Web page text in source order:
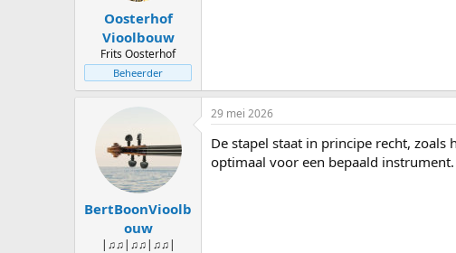
Oosterhof
Vioolbouw
Frits Oosterhof
Beheerder
BertBoonVioolb
ouw
|♫♫|♫♫|♫♫|
29 mei 2026
De stapel staat in principe recht,
optimaal voor een bepaald